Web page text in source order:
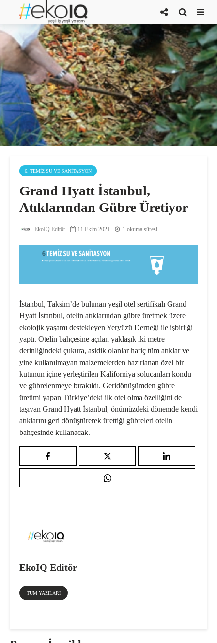
6. TEMIZ SU VE SANITASYON
Grand Hyatt İstanbul,
Atıklarından Gübre Üretiyor
EkoIQ Editör 11 Ekim 2021 1 okuma süresi
İstanbul, Taksim’de bulunan yeşil otel sertifikalı Grand
Hyatt İstanbul, otelin atıklarından gübre üretmek üzere
ekolojik yaşamı destekleyen Yeryüzü Derneği ile işbirliği
yaptı. Otelin bahçesine açılan yaklaşık iki metre
derinliğindeki çukura, asidik olanlar hariç tüm atıklar ve
yine kullanılmayan malzemelerden hazırlanan özel bir
kutunun içine yerleştirilen Kaliforniya solucanları kondu
ve gübrelenmeye bırakıldı. Geridönüşümden gübre
üretimi yapan Türkiye’deki ilk otel olma özelliğini de
taşıyan Grand Hyatt İstanbul, önümüzdeki dönemde kendi
atıklarını geri dönüştürerek ürettiği gübreleri otelin
bahçesinde kullanacak.
EkoIQ Editör
TÜM YAZILARI